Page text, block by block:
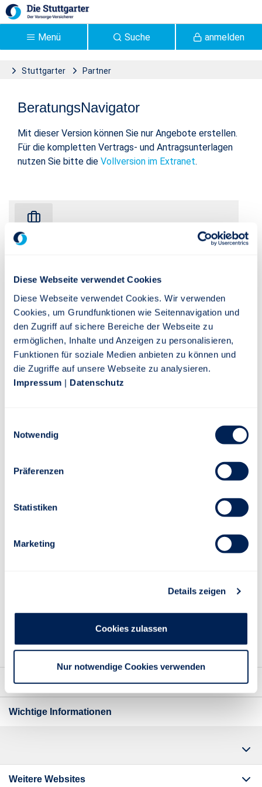
Diese Webseite verwendet Cookies
Diese Webseite verwendet Cookies. Wir verwenden
Cookies, um Grundfunktionen wie Seitennavigation und
den Zugriff auf sichere Bereiche der Webseite zu
ermöglichen, Inhalte und Anzeigen zu personalisieren,
Funktionen für soziale Medien anbieten zu können und
die Zugriffe auf unsere Webseite zu analysieren.
Impressum | Datenschutz
Notwendig
Präferenzen
Statistiken
Marketing
Details zeigen
Cookies zulassen
Nur notwendige Cookies verwenden
Zum Hauptinhalt springen
anmelden
Suche
Menü
Stuttgarter
Partner
Versicherung - Stuttgarter
BeratungsNavigator
Mit dieser Version können Sie nur Angebote erstellen.
Für die kompletten Vertrags- und Antragsunterlagen
nutzen Sie bitte die Vollversion im Extranet.
Kontakt
Wichtige Informationen
Weitere Websites